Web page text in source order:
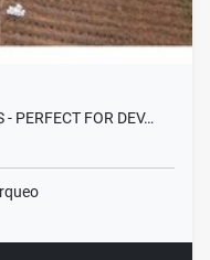
- PERFECT FOR DEV…